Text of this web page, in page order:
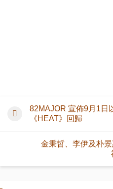
82MAJOR 宣佈9月1日
《HEAT》回歸
金秉哲、李伊及朴